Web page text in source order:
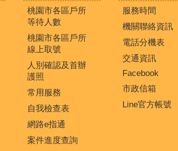
桃園市各區戶所
等待人數
桃園市各區戶所
線上取號
人別確認及首辦
護照
常用服務
自我檢查表
網路e指通
案件進度查詢
服務時間
機關聯絡資訊
電話分機表
交通資訊
Facebook
市政信箱
Line官方帳號